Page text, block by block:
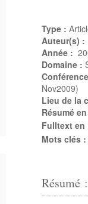
Type :
Auteur(s) :
Année :
Domaine :
Nov2009)
Lieu de la
Résumé
Fulltext en
Mots clés :